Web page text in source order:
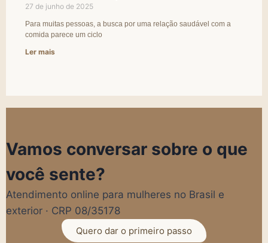
27 de junho de 2025
Para muitas pessoas, a busca por uma relação saudável com a
comida parece um ciclo
Ler mais
Vamos conversar sobre o que
você sente?
Atendimento online para mulheres no Brasil e
exterior · CRP 08/35178
Quero dar o primeiro passo